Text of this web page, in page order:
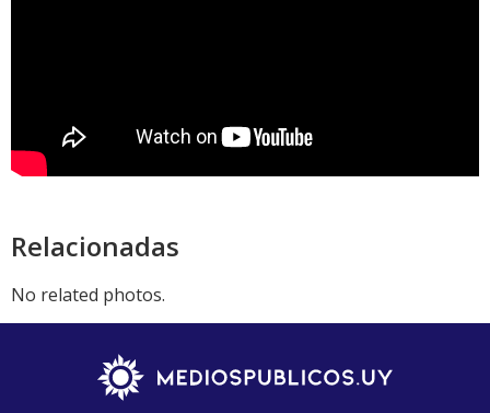
Relacionadas
No related photos.